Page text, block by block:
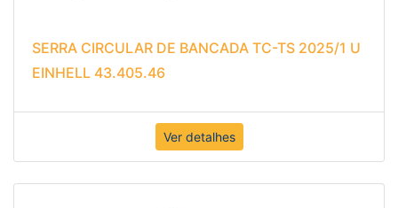
SERRA CIRCULAR DE BANCADA TC-TS 2025/1 U
EINHELL 43.405.46
Ver detalhes